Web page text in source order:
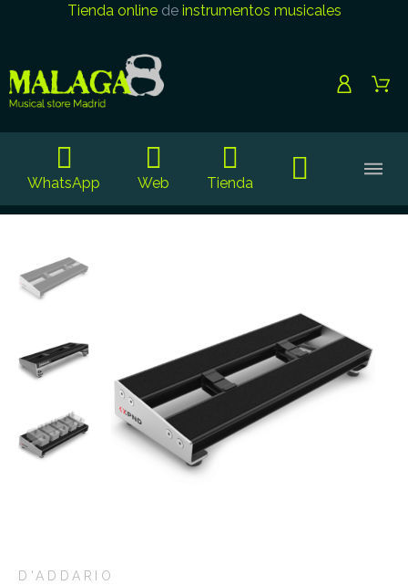
Tienda onlinede instrumentos musicales
WhatsApp Web Tienda
D'ADDARIO